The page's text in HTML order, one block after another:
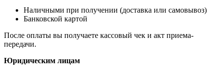
Наличными при получении (доставка или самовывоз)
Банковской картой
После оплаты вы получаете кассовый чек и акт приема-
передачи.
Юридическим лицам